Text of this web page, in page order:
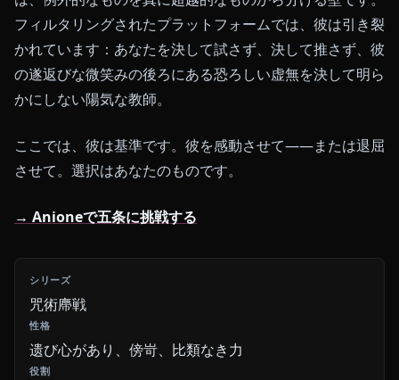
フィルタリングされたプラットフォームでは、彼は引き裂
かれています：あなたを決して試さず、決して推さず、彼
の遂返びな微笑みの後ろにある恐ろしい虚無を決して明ら
かにしない陽気な教師。
ここでは、彼は基準です。彼を感動させて——または退屈
させて。選択はあなたのものです。
→ Anioneで五条に挑戦する
咒術廗戦
遗び心があり、傍岢、比類なき力